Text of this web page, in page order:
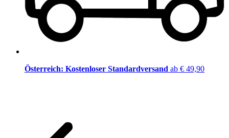
Österreich: Kostenloser Standardversand ab € 49,90